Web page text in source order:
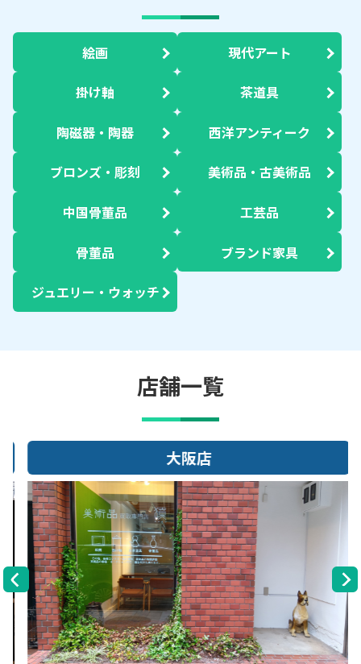
絵画 現代アート
掛け軸 茶道具
陶磁器・陶器 西洋アンティーク
ブロンズ・彫刻 美術品・古美術品
中国骨董品 工芸品
骨董品 ブランド家具
ジュエリー・ウォッチ
店舗一覧
大阪店